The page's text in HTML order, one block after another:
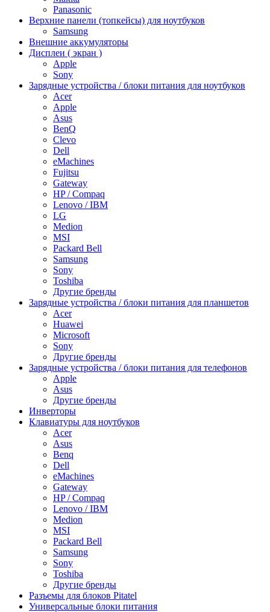
Panasonic
Верхние панели (топкейсы) для ноутбуков
Samsung
Внешние аккумуляторы
Дисплеи ( экран )
Apple
Sony
Зарядные устройства / блоки питания для ноутбуков
Acer
Apple
Asus
BenQ
Clevo
Dell
eMachines
Fujitsu
Gateway
HP / Compaq
Lenovo / IBM
LG
Medion
MSI
Packard Bell
Samsung
Sony
Toshiba
Другие бренды
Зарядные устройства / блоки питания для планшетов
Acer
Huawei
Microsoft
Sony
Другие бренды
Зарядные устройства / блоки питания для телефонов
Apple
Asus
Другие бренды
Инверторы
Клавиатуры для ноутбуков
Acer
Asus
Benq
Dell
eMachines
Gateway
HP / Compaq
Lenovo / IBM
Medion
MSI
Packard Bell
Samsung
Sony
Toshiba
Другие бренды
Разъемы для блоков Pitatel
Универсальные блоки питания